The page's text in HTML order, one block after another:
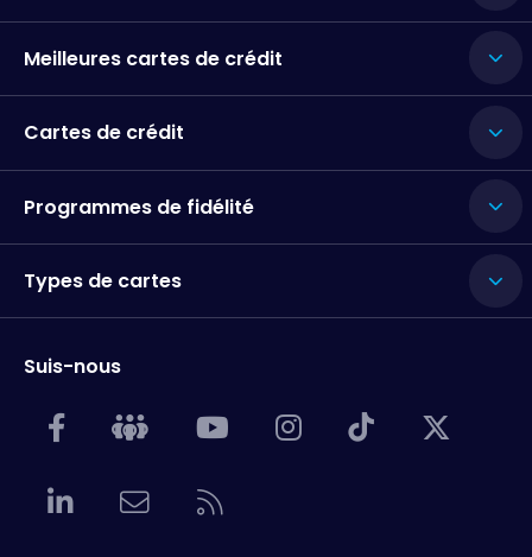
Meilleures cartes de crédit
Cartes de crédit
Programmes de fidélité
Types de cartes
Suis-nous